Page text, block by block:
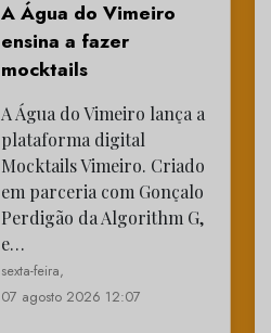
A Água do Vimeiro
ensina a fazer
mocktails
A Água do Vimeiro lança a
plataforma digital
Mocktails Vimeiro. Criado
em parceria com Gonçalo
Perdigão da Algorithm G,
e…
sexta-feira,
07 agosto 2026 12:07